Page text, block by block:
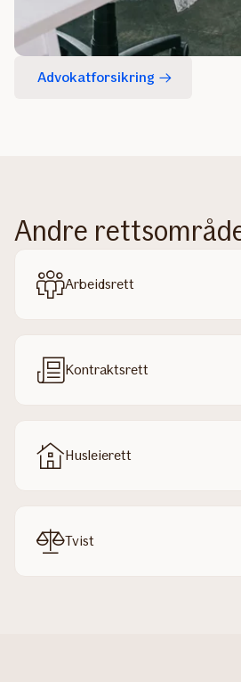
Advokatforsikring
Andre
Arbeidsrett
Kontraktsrett
Husleierett
Tvist